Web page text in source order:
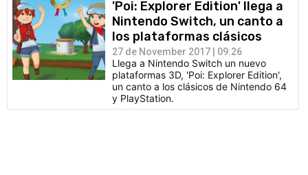
'Poi: Explorer Edition' llega a
Nintendo Switch, un canto a
los plataformas clásicos
27 de November 2017 | 09:26
Llega a Nintendo Switch un nuevo
plataformas 3D, 'Poi: Explorer Edition',
un canto a los clásicos de Nintendo 64
y PlayStation.